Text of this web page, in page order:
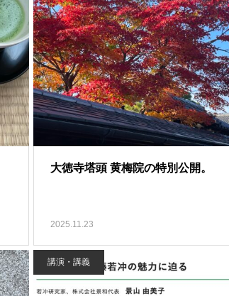
大徳寺塔頭 黄梅院の特別公開。
2025.11.23
講演・講義